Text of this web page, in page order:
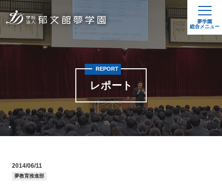
夢学園
総合メニュー
レポート
REPORT
2014/06/11
夢教育推進部